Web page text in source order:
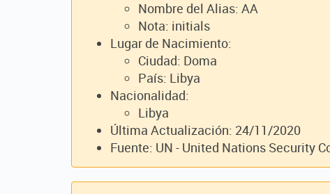
Nombre del Alias: AA
Nota: initials
Lugar de Nacimiento:
Ciudad: Doma
País: Libya
Nacionalidad:
Libya
Última Actualización: 24/11/2020
Fuente: UN - United Nations Security